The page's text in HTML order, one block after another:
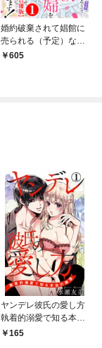
婚約破棄されて娼館に
売られる（予定）なの
で、超高級娼婦を目指
605
ヤンデレ彼氏の愛し方
執着的溺愛で知る本当
の絶頂 1
165